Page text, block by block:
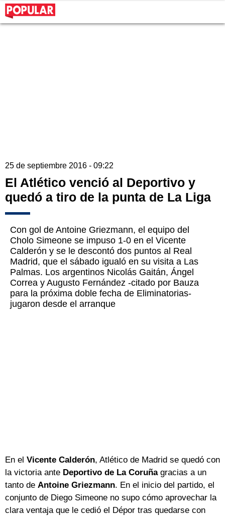
25 de septiembre 2016 - 09:22
El Atlético venció al Deportivo y
quedó a tiro de la punta de La Liga
Con gol de Antoine Griezmann, el equipo del
Cholo Simeone se impuso 1-0 en el Vicente
Calderón y se le descontó dos puntos al Real
Madrid, que el sábado igualó en su visita a Las
Palmas. Los argentinos Nicolás Gaitán, Ángel
Correa y Augusto Fernández -citado por Bauza
para la próxima doble fecha de Eliminatorias-
jugaron desde el arranque
En el Vicente Calderón, Atlético de Madrid se quedó con
la victoria ante Deportivo de La Coruña gracias a un
tanto de Antoine Griezmann. En el inicio del partido, el
conjunto de Diego Simeone no supo cómo aprovechar la
clara ventaja que le cedió el Dépor tras quedarse con